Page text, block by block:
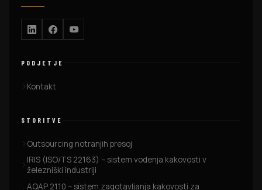
PODJETJE
Kontakt
STORITVE
Outsourcing notranjih presoj
IRIS (ISO/TS 22163) – sistem vodenja kakovosti v
železniški industriji
AQAP 2110 – sistem zagotavljanja kakovosti za